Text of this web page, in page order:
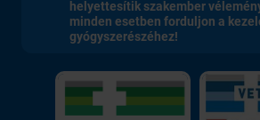
helyettesítik szakember
minden esetben forduljon a
gyógyszerészéhez!